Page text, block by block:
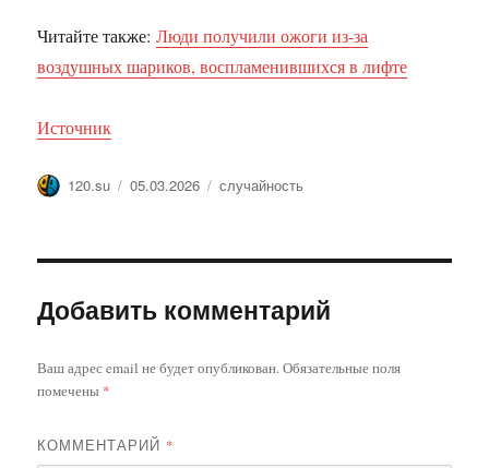
Читайте также:Люди получили ожоги из-за
воздушных шариков, воспламенившихся в лифте
Источник
Автор
120.su Опубликовано
05.03.2026 Метки
случайность
Добавить комментарий
Ваш адрес email не будет опубликован.Обязательные поля
помечены *
КОММЕНТАРИЙ *